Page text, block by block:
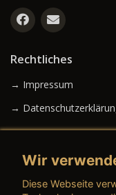
Rechtliches
→ Impressum
→
Wir
Diese Webseite